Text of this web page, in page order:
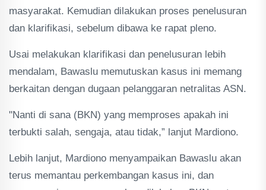
masyarakat. Kemudian dilakukan proses penelusuran
dan klarifikasi, sebelum dibawa ke rapat pleno.
Usai melakukan klarifikasi dan penelusuran lebih
mendalam, Bawaslu memutuskan kasus ini memang
berkaitan dengan dugaan pelanggaran netralitas ASN.
"Nanti di sana (BKN) yang memproses apakah ini
terbukti salah, sengaja, atau tidak,” lanjut Mardiono.
Lebih lanjut, Mardiono menyampaikan Bawaslu akan
terus memantau perkembangan kasus ini, dan